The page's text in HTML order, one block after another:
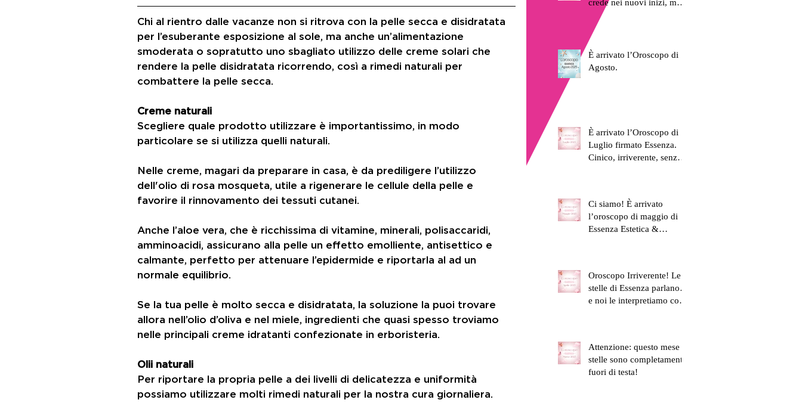
crede nei nuovi inizi, ma
nei rientri traumatici.
È arrivato l’Oroscopo di
Agosto.
È arrivato l’Oroscopo di
Luglio firmato Essenza.
Cinico, irriverente, senza
Ci siamo! È arrivato
l’oroscopo di maggio di
Essenza Estetica &
Oroscopo Irriverente! Le
stelle di Essenza parlano…
e noi le interpretiamo con
Attenzione: questo mese le
stelle sono completamente
fuori di testa!
Chi al rientro dalle vacanze non si ritrova con la pelle secca e disidratata
per l’esuberante esposizione al sole, ma anche un’alimentazione
smoderata o sopratutto uno sbagliato utilizzo delle creme solari che
rendere la pelle disidratata ricorrendo, così a rimedi naturali per
combattere la pelle secca.
Creme naturali
Scegliere quale prodotto utilizzare è importantissimo, in modo
particolare se si utilizza quelli naturali.
Nelle creme, magari da preparare in casa, è da prediligere l’utilizzo
dell'olio di rosa mosqueta, utile a rigenerare le cellule della pelle e
favorire il rinnovamento dei tessuti cutanei.
Anche l’aloe vera, che è ricchissima di vitamine, minerali, polisaccaridi,
amminoacidi, assicurano alla pelle un effetto emolliente, antisettico e
calmante, perfetto per attenuare l’epidermide e riportarla al ad un
normale equilibrio.
Se la tua pelle è molto secca e disidratata, la soluzione la puoi trovare
allora nell’olio d’oliva e nel miele, ingredienti che quasi spesso troviamo
nelle principali creme idratanti confezionate in erboristeria.
Olii naturali
Per riportare la propria pelle a dei livelli di delicatezza e uniformità
possiamo utilizzare molti rimedi naturali per la nostra cura giornaliera.